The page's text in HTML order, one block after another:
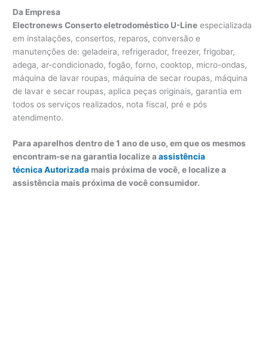
Da Empresa
Electronews Conserto eletrodoméstico U-Line especializada
em instalações, consertos, reparos, conversão e
manutenções de: geladeira, refrigerador, freezer, frigobar,
adega, ar-condicionado, fogão, forno, cooktop, micro-ondas,
máquina de lavar roupas, máquina de secar roupas, máquina
de lavar e secar roupas, aplica peças originais, garantia em
todos os serviços realizados, nota fiscal, pré e pós
atendimento.
Para aparelhos dentro de 1 ano de uso, em que os mesmos
encontram-se na garantia localize aassistência
técnica Autorizada mais próxima de você, e localize a
assistência mais próxima de você consumidor.